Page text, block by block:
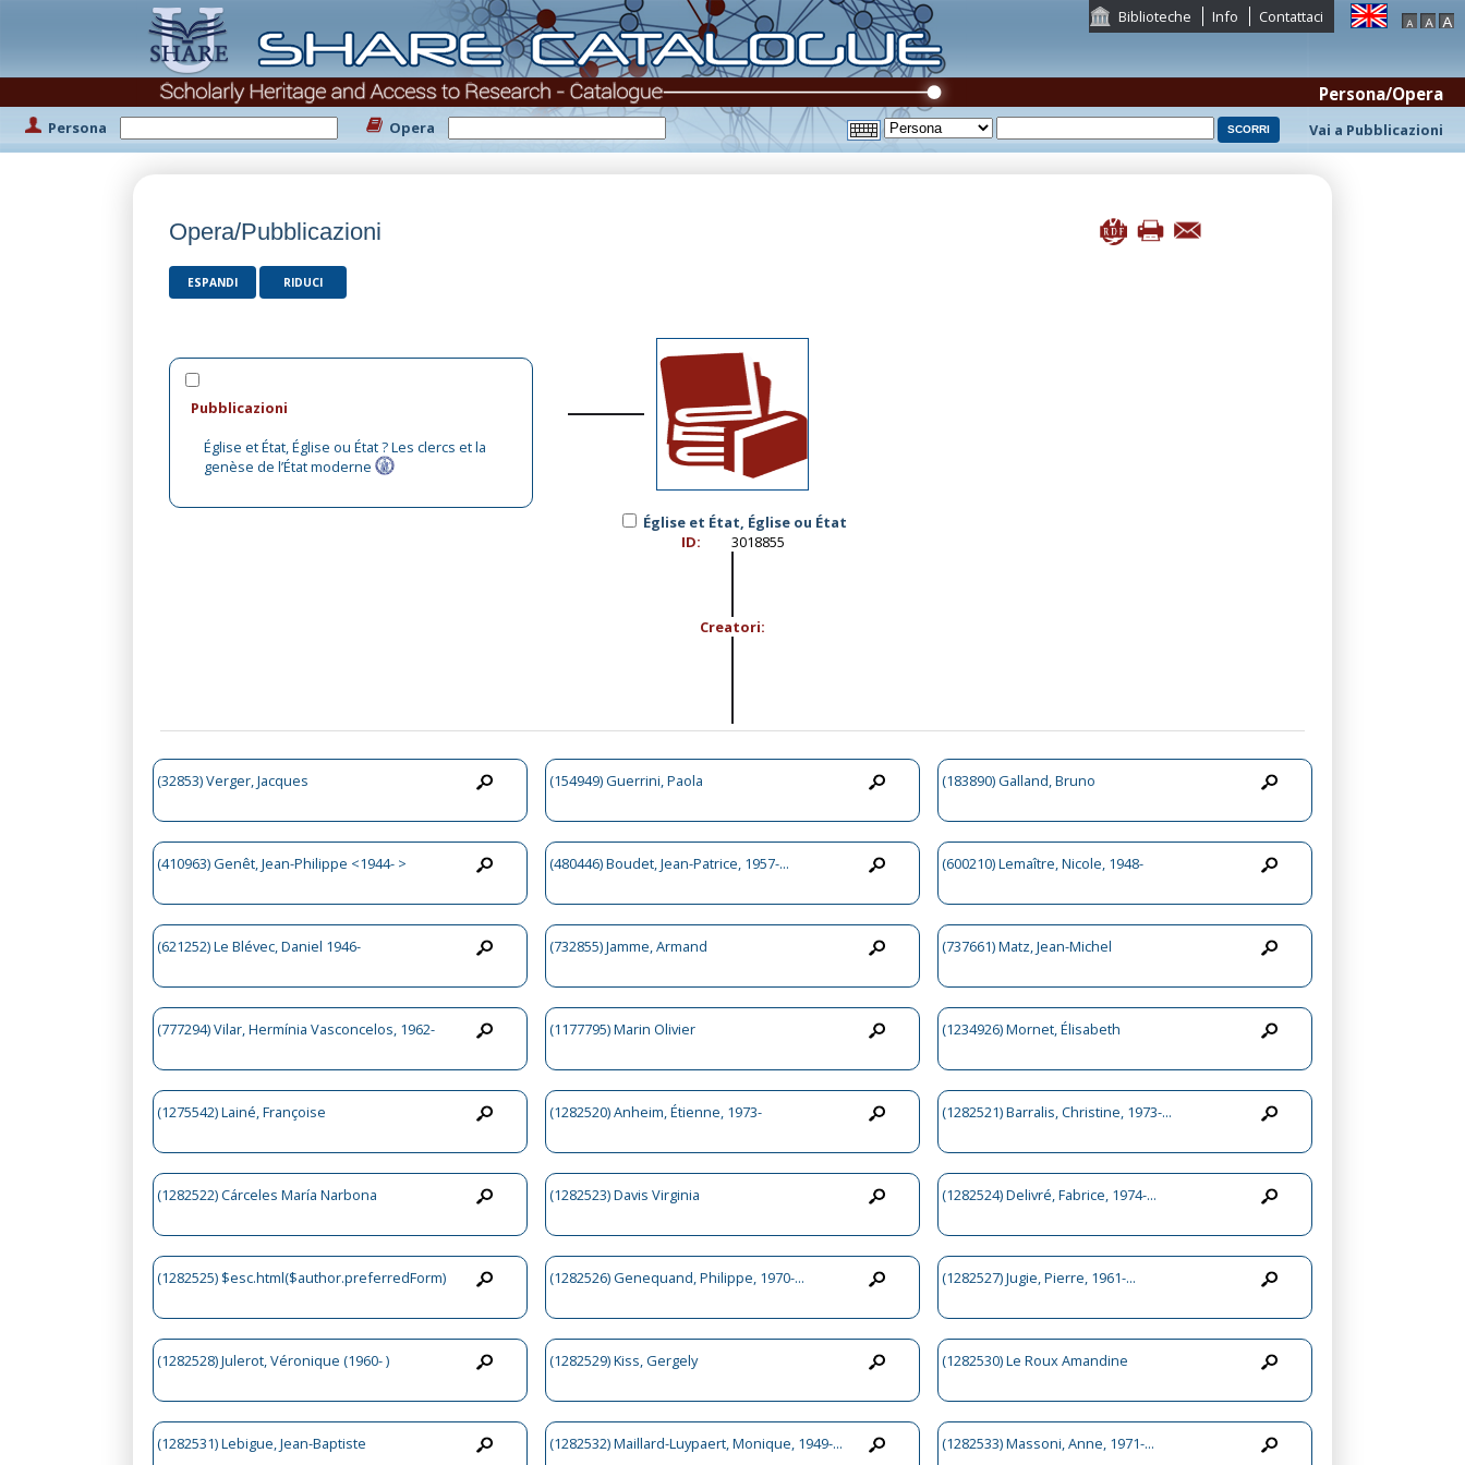
Biblioteche Info Contattaci
Persona Opera
Persona/Opera
Vai a Pubblicazioni
Opera/Pubblicazioni
ESPANDI RIDUCI
Pubblicazioni
Église et État, Église ou État ? Les clercs et la
genèse de l’État moderne
Église et État, Église ou État
ID:
3018855
Creatori:
(32853) Verger, Jacques (154949) Guerrini, Paola (183890) Galland, Bruno
(410963) Genêt, Jean-Philippe <1944- > (480446) Boudet, Jean-Patrice, 1957-... (600210) Lemaître, Nicole, 1948-
(621252) Le Blévec, Daniel 1946- (732855) Jamme, Armand (737661) Matz, Jean-Michel
(777294) Vilar, Hermínia Vasconcelos, 1962- (1177795) Marin Olivier (1234926) Mornet, Élisabeth
(1275542) Lainé, Françoise (1282520) Anheim, Étienne, 1973- (1282521) Barralis, Christine, 1973-...
(1282522) Cárceles María Narbona (1282523) Davis Virginia (1282524) Delivré, Fabrice, 1974-...
(1282525) $esc.html($author.preferredForm) (1282526) Genequand, Philippe, 1970-... (1282527) Jugie, Pierre, 1961-...
(1282528) Julerot, Véronique (1960- ) (1282529) Kiss, Gergely (1282530) Le Roux Amandine
(1282531) Lebigue, Jean-Baptiste (1282532) Maillard-Luypaert, Monique, 1949-... (1282533) Massoni, Anne, 1971-...